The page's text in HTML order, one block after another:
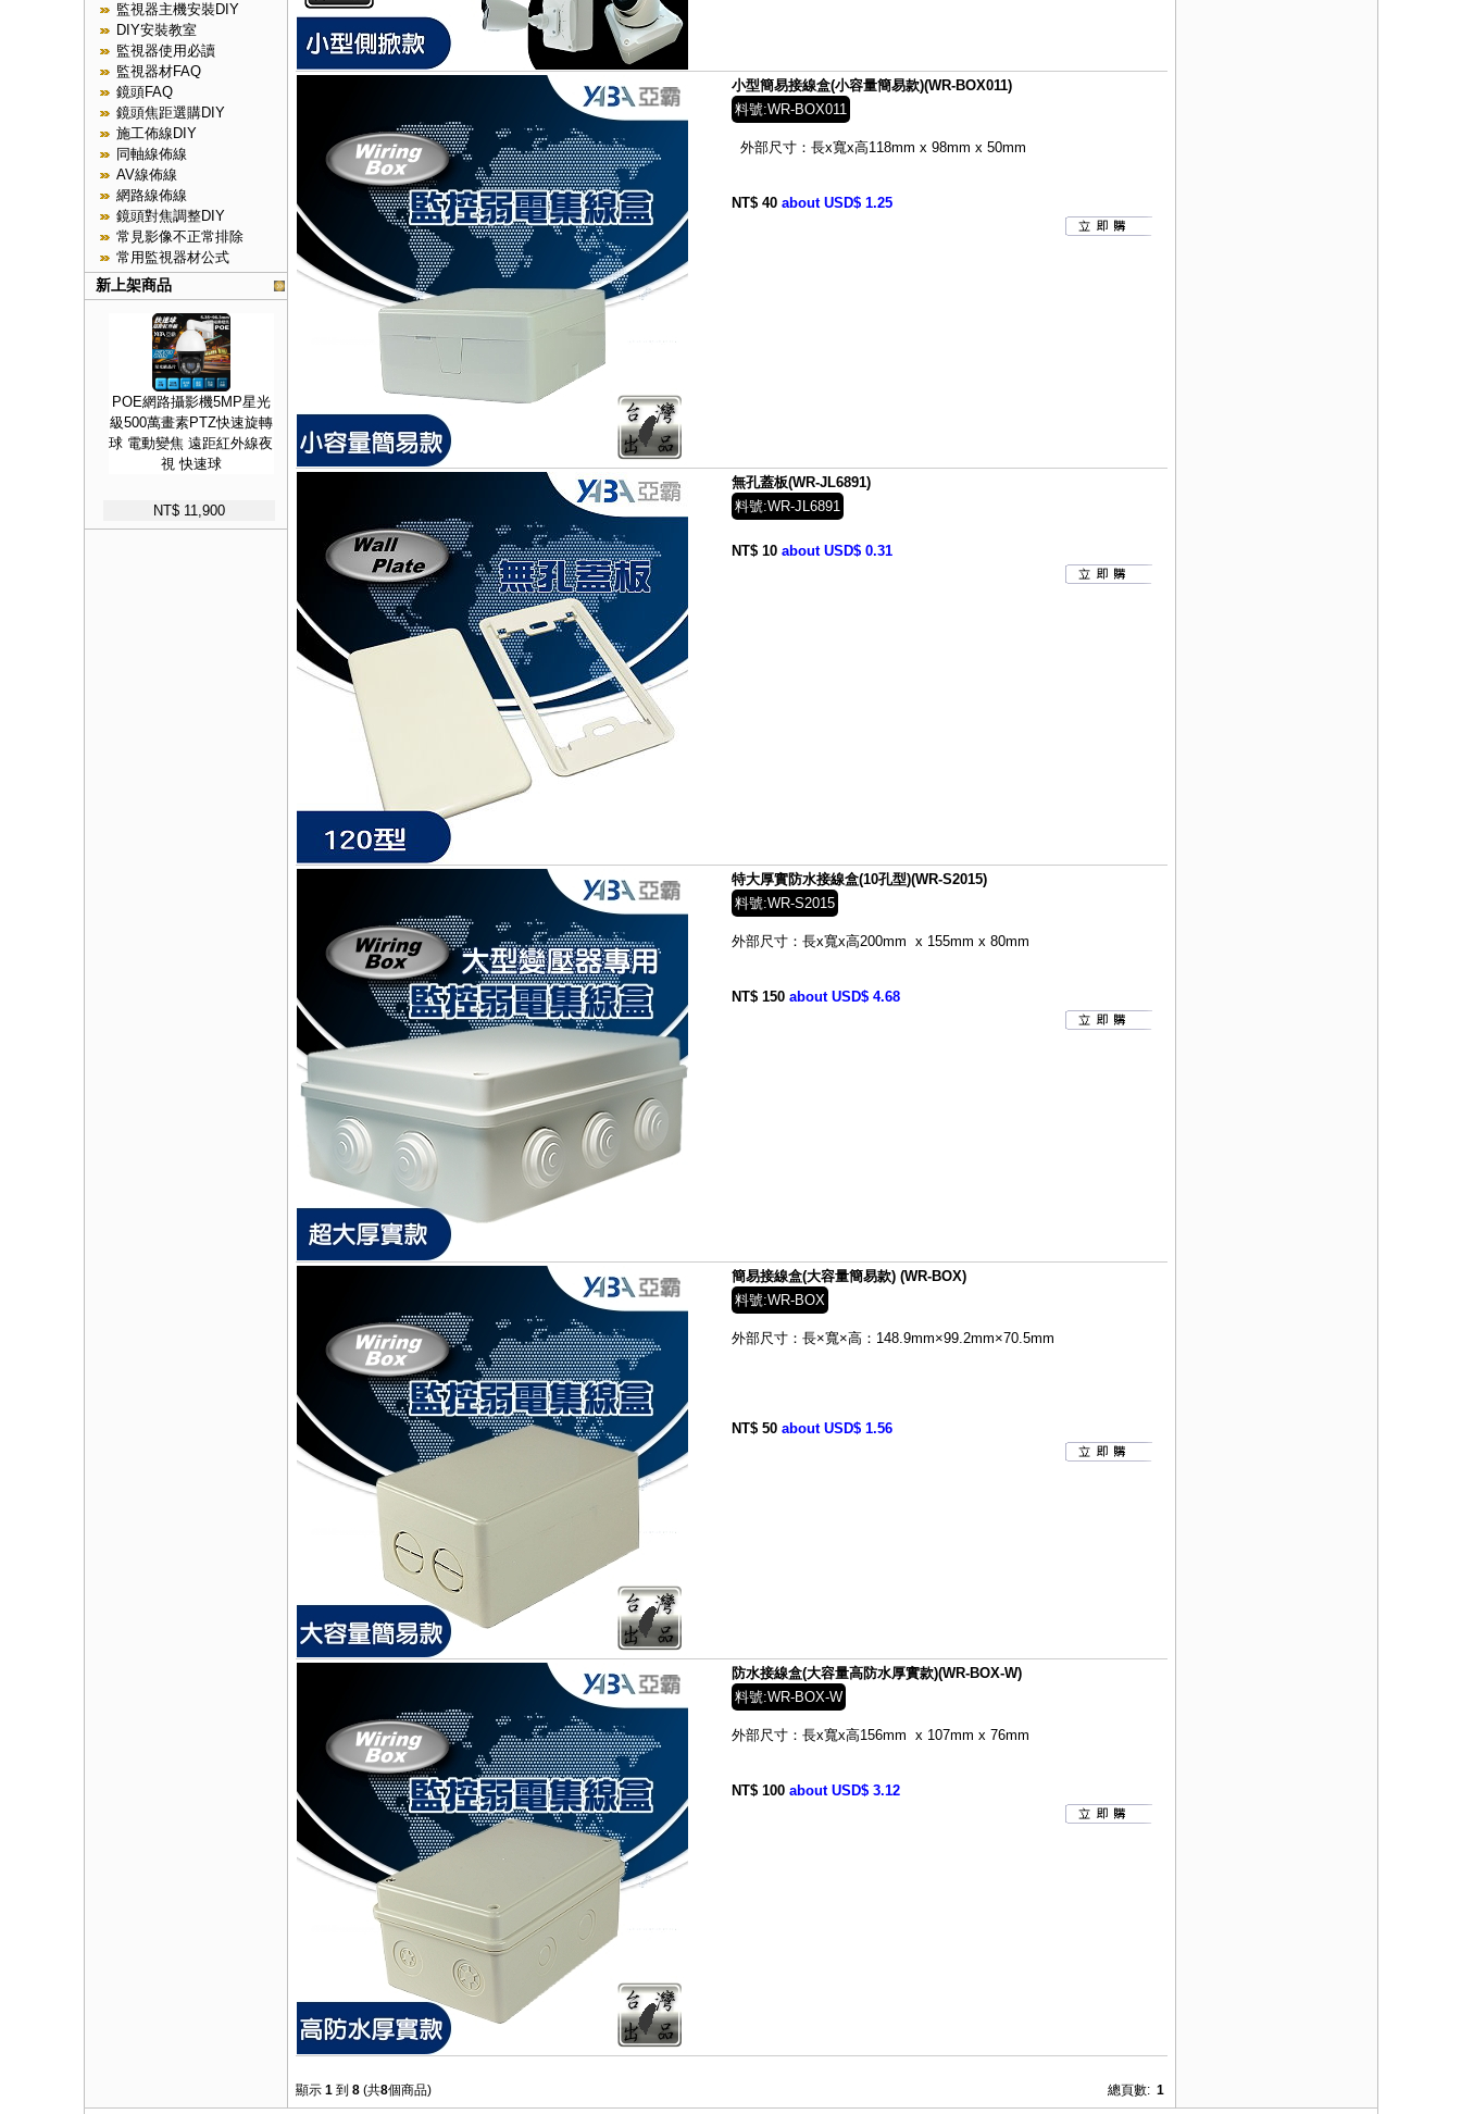
監視器主機安裝DIY
DIY安裝教室
監視器使用必讀
監視器材FAQ
鏡頭FAQ
鏡頭焦距選購DIY
施工佈線DIY
同軸線佈線
AV線佈線
網路線佈線
鏡頭對焦調整DIY
常見影像不正常排除
常用監視器材公式
新上架商品
POE網路攝影機5MP星光
級500萬畫素PTZ快速旋轉
球 電動變焦 遠距紅外線夜
視 快速球
NT$ 11,900
小型簡易接線盒(小容量簡易款)(WR-BOX011)
料號:WR-BOX011
外部尺寸：長x寬x高118mm x 98mm x 50mm
NT$ 40 about USD$ 1.25
無孔蓋板(WR-JL6891)
料號:WR-JL6891
NT$ 10 about USD$ 0.31
特大厚實防水接線盒(10孔型)(WR-S2015)
料號:WR-S2015
外部尺寸：長x寬x高200mm x 155mm x 80mm
NT$ 150 about USD$ 4.68
簡易接線盒(大容量簡易款) (WR-BOX)
料號:WR-BOX
外部尺寸： 長×寬×高：148.9mm×99.2mm×70.5mm
NT$ 50 about USD$ 1.56
防水接線盒(大容量高防水厚實款)(WR-BOX-W)
料號:WR-BOX-W
外部尺寸：長x寬x高156mm x 107mm x 76mm
NT$ 100 about USD$ 3.12
顯示 1到 8(共8個商品) 總頁數: 1